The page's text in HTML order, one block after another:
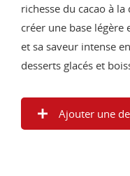
richesse du cacao à
créer une base légère
et sa saveur intense
desserts glacés et
Ajouter une